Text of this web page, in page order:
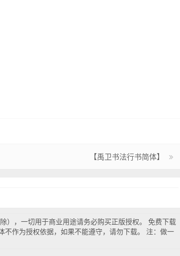
【禹卫书法行书简体】
），一切用于商业用途请务必购买正版授权。 免费下载
作为授权依据，如果不能遵守，请勿下载。 注：做一